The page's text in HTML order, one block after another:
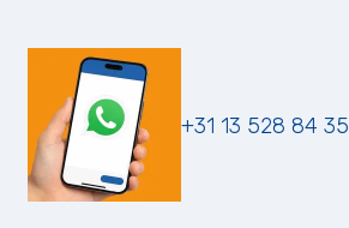
+31 13 528 84 35